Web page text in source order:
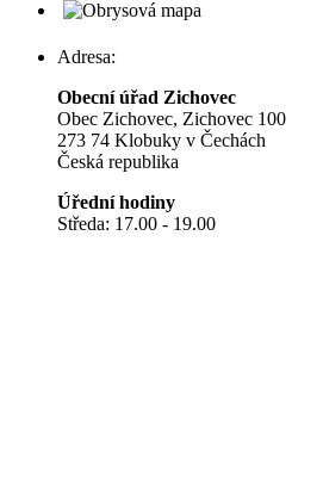
Adresa:
Obecní úřad Zichovec
Obec Zichovec, Zichovec 100
273 74 Klobuky v Čechách
Česká republika
Úřední hodiny
Středa: 17.00 - 19.00